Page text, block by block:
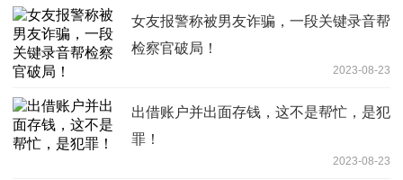
女友报警称被男友诈骗，一段关键录音帮
检察官破局！
2023-08-23
出借账户并出面存钱，这不是帮忙，是犯
罪！
2023-08-23